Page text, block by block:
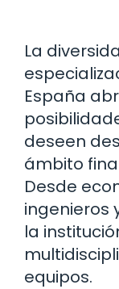
La
España
deseen
ámbito
Desde
ingenieros
la
equipos.